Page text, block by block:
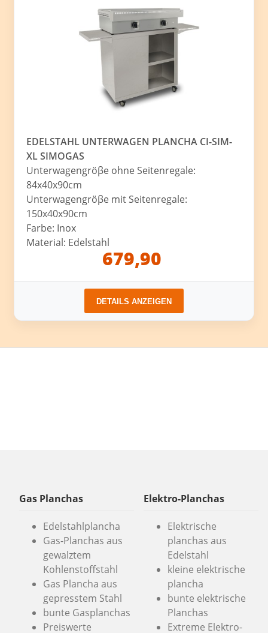
EDELSTAHL UNTERWAGEN PLANCHA CI-SIM-
XL SIMOGAS
Unterwagengröβe ohne Seitenregale:
84x40x90cm
Unterwagengröβe mit Seitenregale:
150x40x90cm
Farbe: Inox
Material: Edelstahl
679,90
DETAILS ANZEIGEN
Gas Planchas
Edelstahlplancha
Gas-Planchas aus
gewalztem
Kohlenstoffstahl
Gas Plancha aus
gepresstem Stahl
bunte Gasplanchas
Preiswerte
Elektro-Planchas
Elektrische
planchas aus
Edelstahl
kleine elektrische
plancha
bunte elektrische
Planchas
Extreme Elektro-